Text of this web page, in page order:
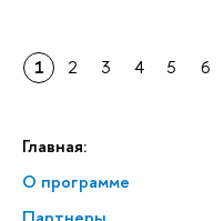
Главная:
О программе
1 2 3 4 5 6